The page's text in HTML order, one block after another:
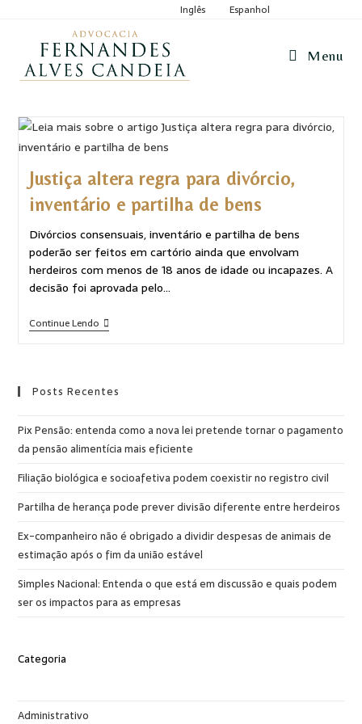
Inglês Espanhol
Menu
Justiça altera regra para divórcio,
inventário e partilha de bens
Divórcios consensuais, inventário e partilha de bens
poderão ser feitos em cartório ainda que envolvam
herdeiros com menos de 18 anos de idade ou incapazes. A
decisão foi aprovada pelo…
Continue Lendo
Posts Recentes
Pix Pensão: entenda como a nova lei pretende tornar o pagamento
da pensão alimentícia mais eficiente
Filiação biológica e socioafetiva podem coexistir no registro civil
Partilha de herança pode prever divisão diferente entre herdeiros
Ex-companheiro não é obrigado a dividir despesas de animais de
estimação após o fim da união estável
Simples Nacional: Entenda o que está em discussão e quais podem
ser os impactos para as empresas
Categoria
Administrativo